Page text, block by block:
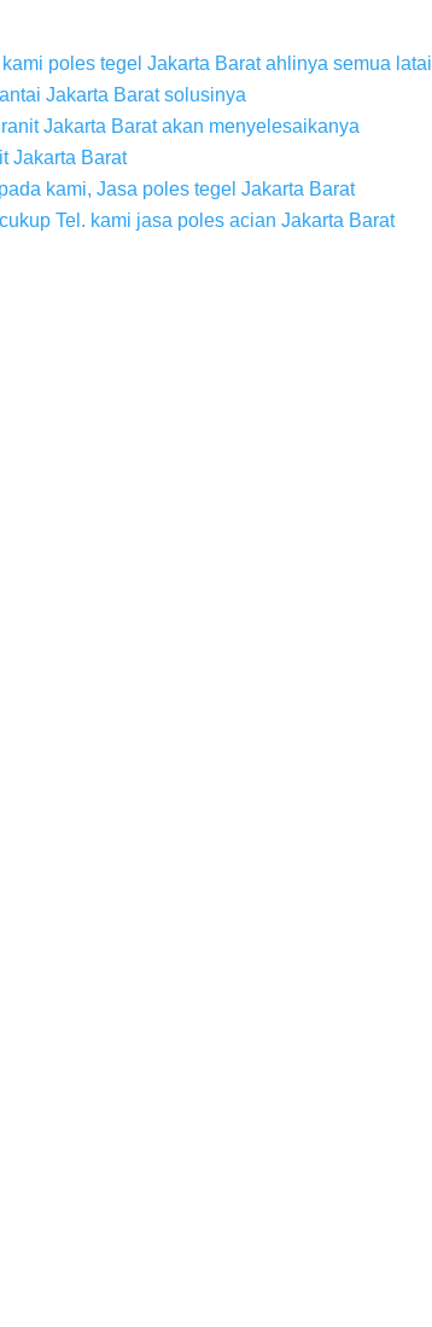
poles tegel Jakarta Barat ahlinya semua latai
Jakarta Barat solusinya
Jakarta Barat akan menyelesaikanya
Jakarta Barat
kami, Jasa poles tegel Jakarta Barat
Tel. kami jasa poles acian Jakarta Barat